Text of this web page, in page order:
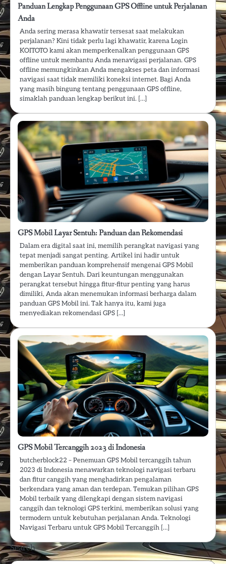
Panduan Lengkap Penggunaan GPS Offline untuk Perjalanan
Anda
Anda sering merasa khawatir tersesat saat melakukan
perjalanan? Kini tidak perlu lagi khawatir, karena Login
KOITOTO kami akan memperkenalkan penggunaan GPS
offline untuk membantu Anda menavigasi perjalanan. GPS
offline memungkinkan Anda mengakses peta dan informasi
navigasi saat tidak memiliki koneksi internet. Bagi Anda
yang masih bingung tentang penggunaan GPS offline,
simaklah panduan lengkap berikut ini. […]
GPS Mobil Layar Sentuh: Panduan dan Rekomendasi
Dalam era digital saat ini, memilih perangkat navigasi yang
tepat menjadi sangat penting. Artikel ini hadir untuk
memberikan panduan komprehensif mengenai GPS Mobil
dengan Layar Sentuh. Dari keuntungan menggunakan
perangkat tersebut hingga fitur-fitur penting yang harus
dimiliki, Anda akan menemukan informasi berharga dalam
panduan GPS Mobil ini. Tak hanya itu, kami juga
menyediakan rekomendasi GPS […]
GPS Mobil Tercanggih 2023 di Indonesia
butcherblock22 – Penemuan GPS Mobil tercanggih tahun
2023 di Indonesia menawarkan teknologi navigasi terbaru
dan fitur canggih yang menghadirkan pengalaman
berkendara yang aman dan terdepan. Temukan pilihan GPS
Mobil terbaik yang dilengkapi dengan sistem navigasi
canggih dan teknologi GPS terkini, memberikan solusi yang
termodern untuk kebutuhan perjalanan Anda. Teknologi
Navigasi Terbaru untuk GPS Mobil Tercanggih […]
Search